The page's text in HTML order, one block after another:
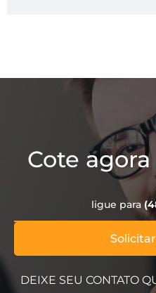
Cote
ligue para
DEIXE SEU CONTATO